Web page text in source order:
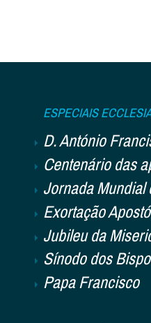
ESPECIAIS
D. António
Centenário das
Jornada Mundial
Exortação
Jubileu da
Sínodo dos
Papa Francisco